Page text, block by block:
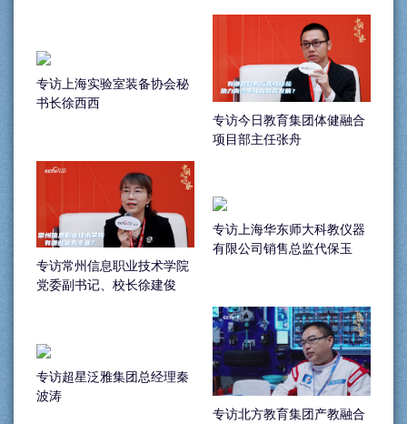
专访上海实验室装备协会秘
书长徐西西
专访今日教育集团体健融合
项目部主任张舟
专访常州信息职业技术学院
党委副书记、校长徐建俊
专访上海华东师大科教仪器
有限公司销售总监代保玉
专访超星泛雅集团总经理秦
波涛
专访北方教育集团产教融合